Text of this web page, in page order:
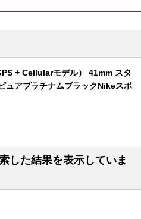
+ Cellularモデル） 41mm スタ
ュアプラチナムブラックNikeスポ
した結果を表示していま